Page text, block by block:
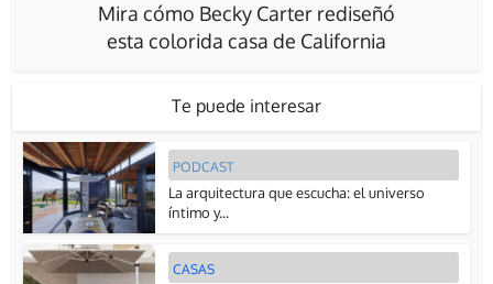
Mira cómo Becky Carter rediseñó
esta colorida casa de California
Te puede interesar
PODCAST
La arquitectura que escucha: el universo
íntimo y...
CASAS